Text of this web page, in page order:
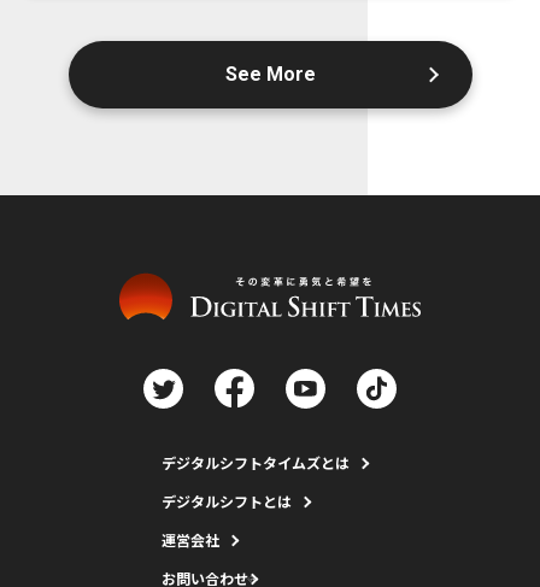
See More
デジタルシフトタイムズとは
デジタルシフトとは
運営会社
お問い合わせ